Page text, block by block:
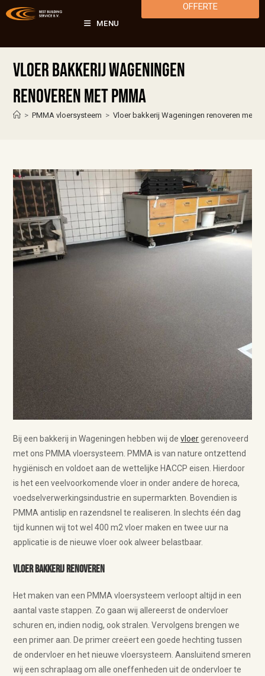
MENU
OFFERTE
Vloer bakkerij Wageningen
renoveren met PMMA
> PMMA vloersysteem > Vloer bakkerij Wageningen renoveren met
Bij een bakkerij in Wageningen hebben wij devloergerenoveerd
met ons PMMA vloersysteem. PMMA is van nature ontzettend
hygiënisch en voldoet aan de wettelijke HACCP eisen. Hierdoor
is het een veelvoorkomende vloer in onder andere de horeca,
voedselverwerkingsindustrie en supermarkten. Bovendien is
PMMA antislip en razendsnel te realiseren. In slechts één dag
tijd kunnen wij tot wel 400 m2 vloer maken en twee uur na
applicatie is de nieuwe vloer ook alweer belastbaar.
Vloer bakkerij renoveren
Het maken van een PMMA vloersysteem verloopt altijd in een
aantal vaste stappen. Zo gaan wij allereerst de ondervloer
schuren en, indien nodig, ook stralen. Vervolgens brengen we
een primer aan. De primer creëert een goede hechting tussen
de ondervloer en het nieuwe vloersysteem. Aansluitend smeren
wij een schraplaag om alle oneffenheden uit de ondervloer te